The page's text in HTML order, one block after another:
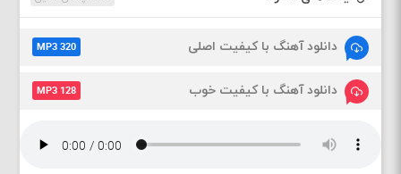
دانلود آهنگ با کیفیت اصلی MP3 320
دانلود آهنگ با کیفیت خوب MP3 128